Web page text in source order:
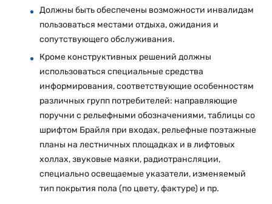
Должны быть обеспечены возможности инвалидам
пользоваться местами отдыха, ожидания и
сопутствующего обслуживания.
Кроме конструктивных решений должны
использоваться специальные средства
информирования, соответствующие особенностям
различных групп потребителей: направляющие
поручни с рельефными обозначениями, таблицы со
шрифтом Брайля при входах, рельефные поэтажные
планы на лестничных площадках и в лифтовых
холлах, звуковые маяки, радиотрансляции,
специально освещаемые указатели, изменяемый
тип покрытия пола (по цвету, фактуре) и пр.